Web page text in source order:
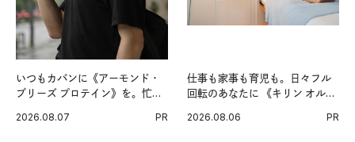
いつもカバンに《アーモンド・
ブリーズ プロテイン》を。忙し
グ習慣。
2026.08.07 PR
仕事も家事も育児も。日々フル
回転のあなたに 《キリン オルニ
2026.08.06 PR